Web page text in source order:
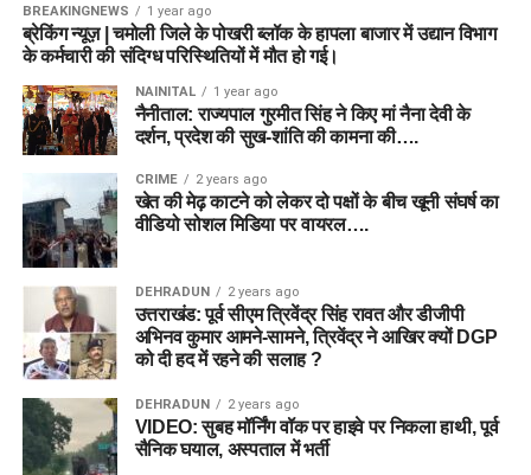
BREAKINGNEWS 1 year ago
ब्रेकिंग न्यूज़ | चमोली जिले के पोखरी ब्लॉक के हापला बाजार में उद्यान विभाग
के कर्मचारी की संदिग्ध परिस्थितियों में मौत हो गई।
NAINITAL 1 year ago
नैनीताल: राज्यपाल गुरमीत सिंह ने किए मां नैना देवी के
दर्शन, प्रदेश की सुख-शांति की कामना की….
CRIME 2 years ago
खेत की मेढ़ काटने को लेकर दो पक्षों के बीच खूनी संघर्ष का
वीडियो सोशल मिडिया पर वायरल….
DEHRADUN 2 years ago
उत्तराखंड: पूर्व सीएम त्रिवेंद्र सिंह रावत और डीजीपी
अभिनव कुमार आमने-सामने, त्रिवेंद्र ने आखिर क्यों DGP
को दी हद में रहने की सलाह ?
DEHRADUN 2 years ago
VIDEO: सुबह मॉर्निंग वॉक पर हाइवे पर निकला हाथी, पूर्व
सैनिक घयाल, अस्पताल में भर्ती